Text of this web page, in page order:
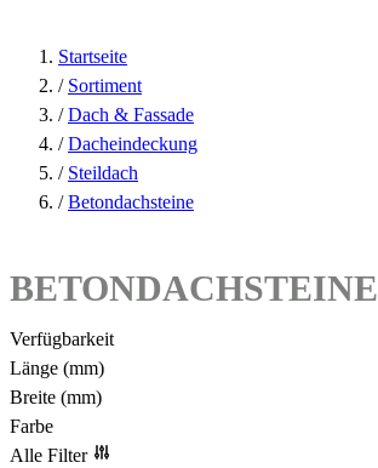
Startseite
/ Sortiment
/ Dach & Fassade
/ Dacheindeckung
/ Steildach
/ Betondachsteine
BETONDACHSTEINE
Verfügbarkeit
Länge (mm)
Breite (mm)
Farbe
Alle Filter